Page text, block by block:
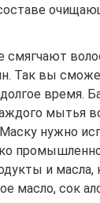
смягчают
Так вы
время.
мытья
нужно
и масла,
масло, сок